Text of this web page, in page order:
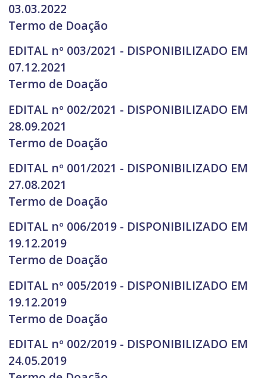
03.03.2022
Termo de Doação
EDITAL nº 003/2021 - DISPONIBILIZADO EM
07.12.2021
Termo de Doação
EDITAL nº 002/2021 - DISPONIBILIZADO EM
28.09.2021
Termo de Doação
EDITAL nº 001/2021 - DISPONIBILIZADO EM
27.08.2021
Termo de Doação
EDITAL nº 006/2019 - DISPONIBILIZADO EM
19.12.2019
Termo de Doação
EDITAL nº 005/2019 - DISPONIBILIZADO EM
19.12.2019
Termo de Doação
EDITAL nº 002/2019 - DISPONIBILIZADO EM
24.05.2019